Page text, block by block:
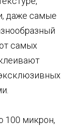
даже самые
самых
100 микрон,